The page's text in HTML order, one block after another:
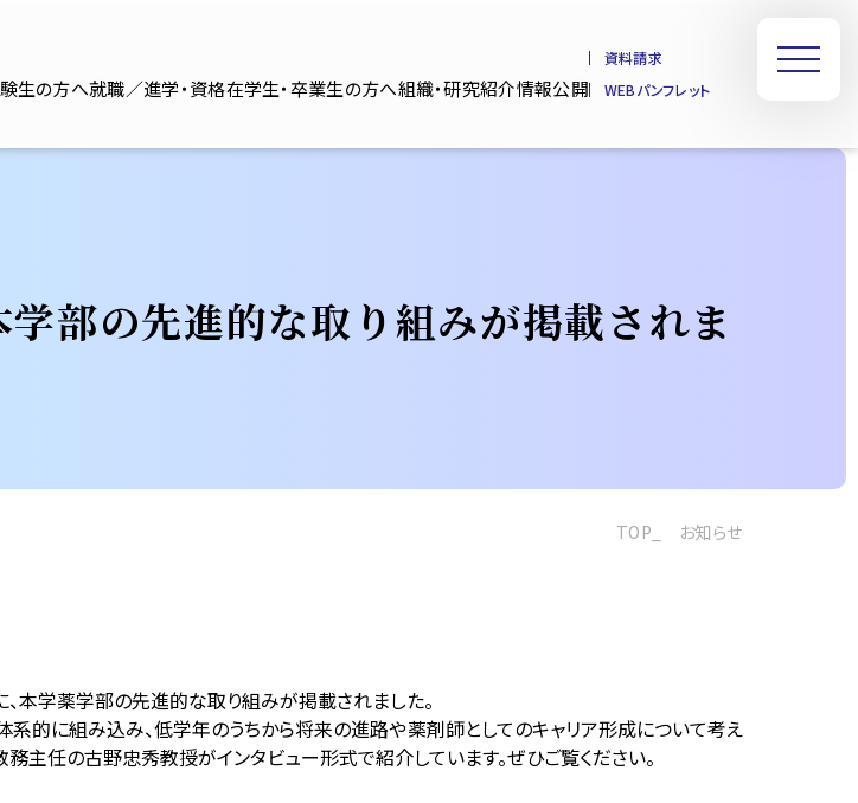
生の方へ就職／進学・資格在学生・卒業生の方へ組織・研究紹介情報公開
資料請求
WEBパンフレット
学部の先進的な取り組みが掲載されま
TOP お知らせ
、本学薬学部の先進的な取り組みが掲載されました。
的に組み込み、低学年のうちから将来の進路や薬剤師としてのキャリア形成について考え
主任の古野忠秀教授がインタビュー形式で紹介しています。ぜひご覧ください。